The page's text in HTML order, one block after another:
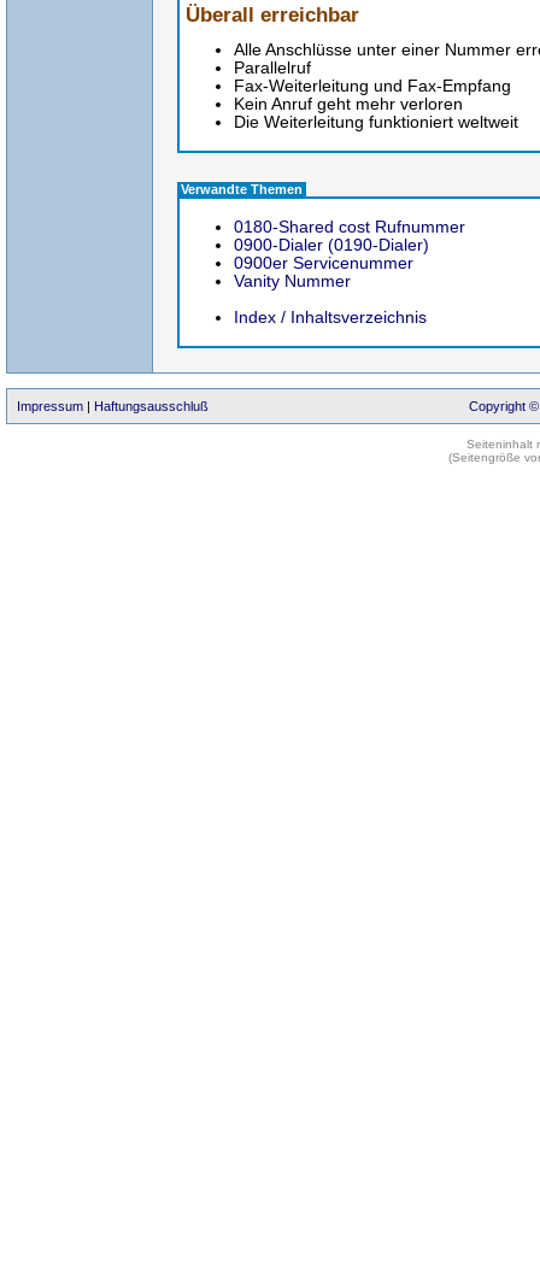
Überall erreichbar
Alle Anschlüsse unter einer Nummer
Parallelruf
Fax-Weiterleitung und Fax-Empfang
Kein Anruf geht mehr verloren
Die Weiterleitung funktioniert weltweit
Verwandte Themen
0180-Shared cost Rufnummer
0900-Dialer (0190-Dialer)
0900er Servicenummer
Vanity Nummer
Index / Inhaltsverzeichnis
Impressum | Haftungsausschluß Copyright ©
Seiteninhalt
(Seitengröße